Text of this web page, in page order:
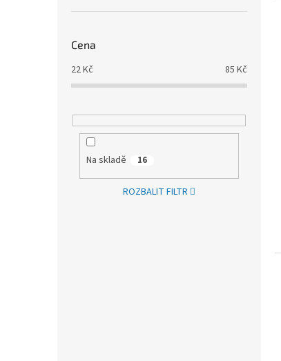
Cena
22Kč 85 Kč
Na skladě 16
ROZBALIT FILTR